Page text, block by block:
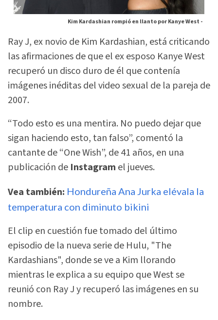
Kim Kardashian rompió en llanto por Kanye West -
Ray J, ex novio de Kim Kardashian, está criticando
las afirmaciones de que el ex esposo Kanye West
recuperó un disco duro de él que contenía
imágenes inéditas del video sexual de la pareja de
2007.
“Todo esto es una mentira. No puedo dejar que
sigan haciendo esto, tan falso”, comentó la
cantante de “One Wish”, de 41 años, en una
publicación de Instagram el jueves.
Vea también: Hondureña Ana Jurka elévala la
temperatura con diminuto bikini
El clip en cuestión fue tomado del último
episodio de la nueva serie de Hulu, "The
Kardashians", donde se ve a Kim llorando
mientras le explica a su equipo que West se
reunió con Ray J y recuperó las imágenes en su
nombre.